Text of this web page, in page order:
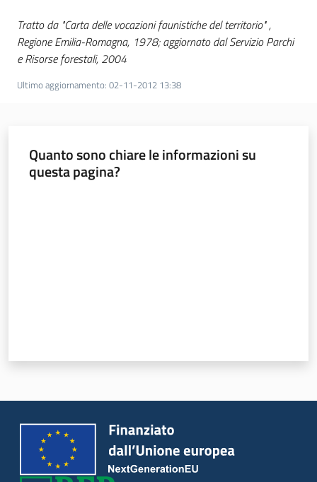
Tratto da "Carta delle vocazioni faunistiche del territorio" ,
Regione Emilia-Romagna, 1978; aggiornato dal Servizio Parchi
e Risorse forestali, 2004
Ultimo aggiornamento: 02-11-2012 13:38
Quanto sono chiare le informazioni su
questa pagina?